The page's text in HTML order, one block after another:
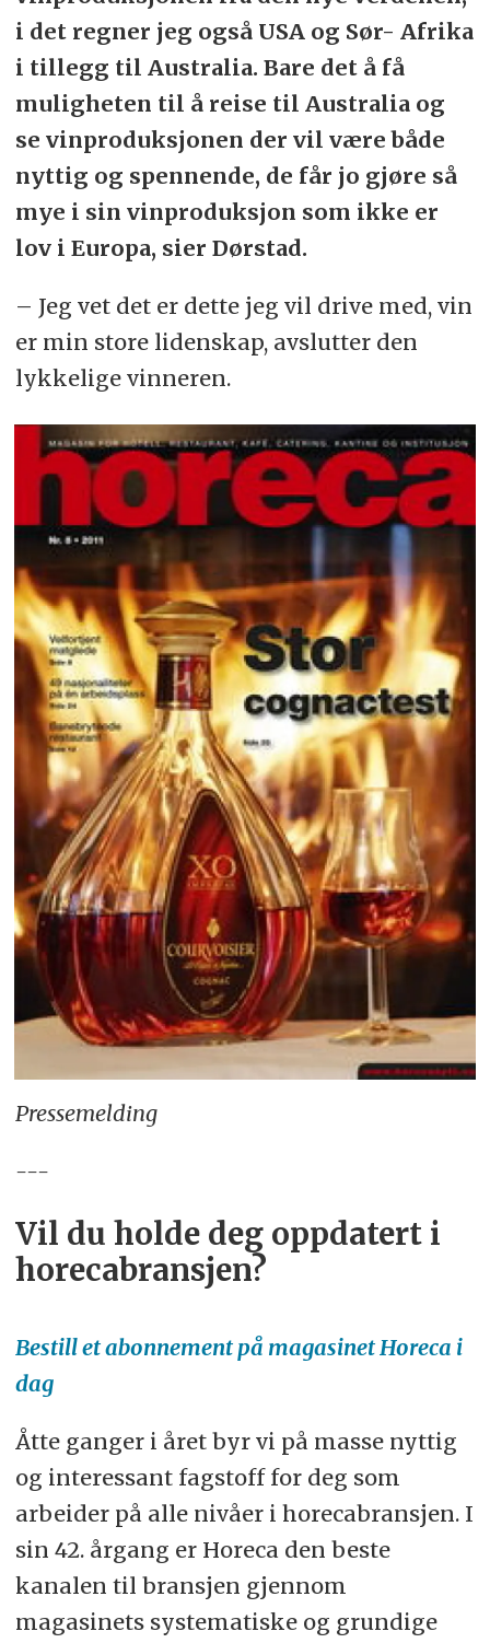
i det regner jeg også USA og Sør- Afrika
i tillegg til Australia. Bare det å få
muligheten til å reise til Australia og
se vinproduksjonen der vil være både
nyttig og spennende, de får jo gjøre så
mye i sin vinproduksjon som ikke er
lov i Europa, sier Dørstad.
– Jeg vet det er dette jeg vil drive med, vin
er min store lidenskap, avslutter den
lykkelige vinneren.
Pressemelding
---
Vil du holde deg oppdatert i
horecabransjen?
Bestill et abonnement på magasinet Horeca i
dag
Åtte ganger i året byr vi på masse nyttig
og interessant fagstoff for deg som
arbeider på alle nivåer i horecabransjen. I
sin 42. årgang er Horeca den beste
kanalen til bransjen gjennom
magasinets systematiske og grundige